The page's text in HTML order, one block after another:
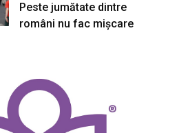
Peste jumătate dintre
români nu fac mișcare